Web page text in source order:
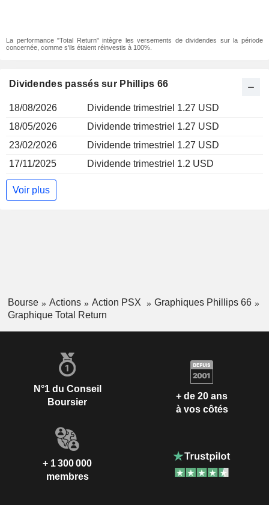
La performance "Total Return" intègre les versements de dividendes sur la période
concernée, comme s'ils étaient réinvestis à 100%.
Dividendes passés sur Phillips 66
18/08/2026
Dividende trimestriel 1.27 USD
18/05/2026
Dividende trimestriel 1.27 USD
23/02/2026
Dividende trimestriel 1.27 USD
17/11/2025
Dividende trimestriel 1.2 USD
Voir plus
Bourse Actions Action PSX
Graphiques Phillips 66
Graphique Total Return
N°1 du Conseil
Boursier
+ de 20 ans
à vos côtés
+ 1 300 000
membres